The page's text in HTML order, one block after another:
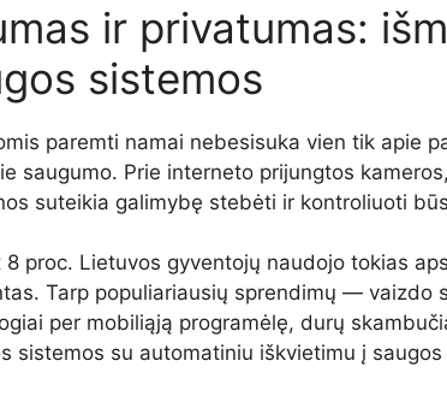
ir privatumas:
sistemos
paremti namai nebesisuka vien tik apie
saugumo. Prie interneto prijungtos
suteikia galimybę stebėti ir kontroliuoti
8 proc. Lietuvos gyventojų naudojo tokias
Tarp populiariausių sprendimų — vaizdo
per mobiliąją programėlę, durų
sistemos su automatiniu iškvietimu į